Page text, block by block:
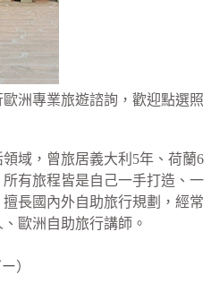
洲專業旅遊諮詢，歡迎點選照
域，曾旅居義大利5年、荷蘭6
有旅程皆是自己一手打造、一
長國內外自助旅行規劃，經常
歐洲自助旅行講師。
）